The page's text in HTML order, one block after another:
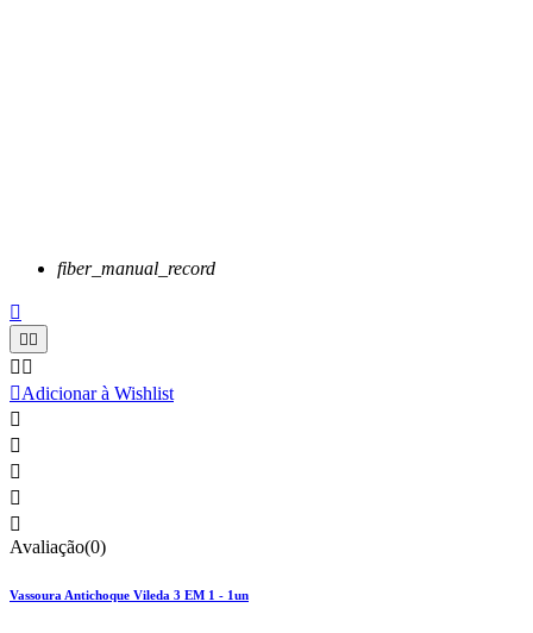
fiber_manual_record

 
 
Adicionar à Wishlist





Avaliação(0)
Vassoura Antichoque Vileda 3 EM 1 - 1un